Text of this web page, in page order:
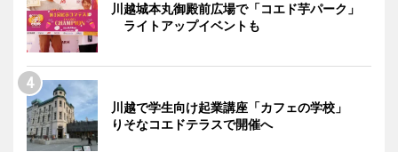
川越城本丸御殿前広場で「コエド芋パーク」
ライトアップイベントも
川越で学生向け起業講座「カフェの学校」
りそなコエドテラスで開催へ